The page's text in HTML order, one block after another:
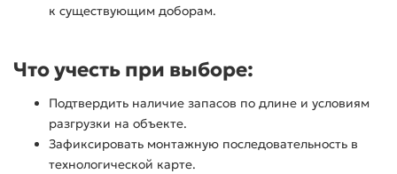
к существующим доборам.
Что учесть при выборе:
Подтвердить наличие запасов по длине и условиям
разгрузки на объекте.
Зафиксировать монтажную последовательность в
технологической карте.